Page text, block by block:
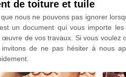
de toiture et tuile
nous ne pouvons pas ignorer
un document qui vous importe
de vos travaux. Si vous voulez
de ne pas hésiter à nous